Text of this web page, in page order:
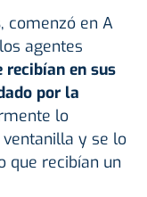
, comenzó en A
agentes
recibían en sus
por la
lo
y se lo
que recibían un